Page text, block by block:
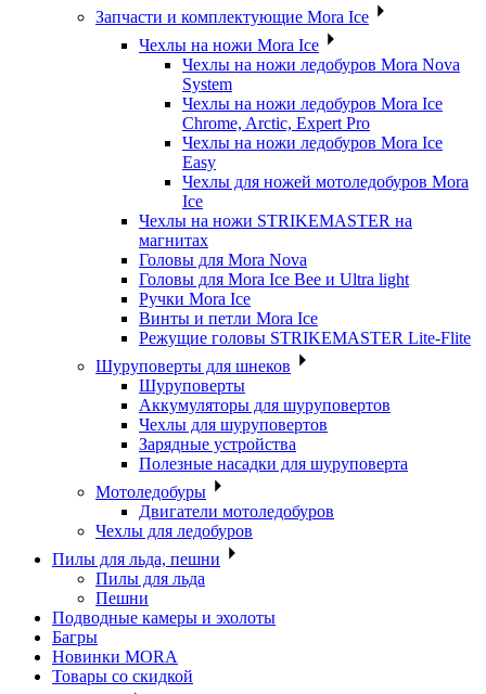
Запчасти и комплектующие Mora Ice
Чехлы на ножи Mora Ice
Чехлы на ножи ледобуров Mora Nova
System
Чехлы на ножи ледобуров Mora Ice
Chrome, Arctic, Expert Pro
Чехлы на ножи ледобуров Mora Ice
Easy
Чехлы для ножей мотоледобуров Mora
Ice
Чехлы на ножи STRIKEMASTER на
магнитах
Головы для Mora Nova
Головы для Mora Ice Bee и Ultra light
Ручки Mora Ice
Винты и петли Mora Ice
Режущие головы STRIKEMASTER Lite-Flite
Шуруповерты для шнеков
Шуруповерты
Аккумуляторы для шуруповертов
Чехлы для шуруповертов
Зарядные устройства
Полезные насадки для шуруповерта
Мотоледобуры
Двигатели мотоледобуров
Чехлы для ледобуров
Пилы для льда, пешни
Пилы для льда
Пешни
Подводные камеры и эхолоты
Багры
Новинки MORA
Товары со скидкой